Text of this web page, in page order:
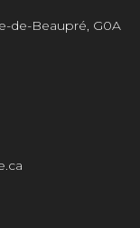
de-Beaupré, G0A